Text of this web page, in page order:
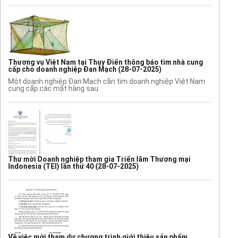
Thương vụ Việt Nam tại Thụy Điển thông báo tìm nhà cung
cấp cho doanh nghiệp Đan Mạch (28-07-2025)
Một doanh nghiệp Đan Mạch cần tìm doanh nghiệp Việt Nam
cung cấp các mặt hàng sau:
Thư mời Doanh nghiệp tham gia Triển lãm Thương mại
Indonesia (TEI) lần thứ 40 (28-07-2025)